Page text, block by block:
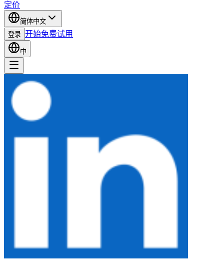
定价
简体中文
登录 开始免费试用
中